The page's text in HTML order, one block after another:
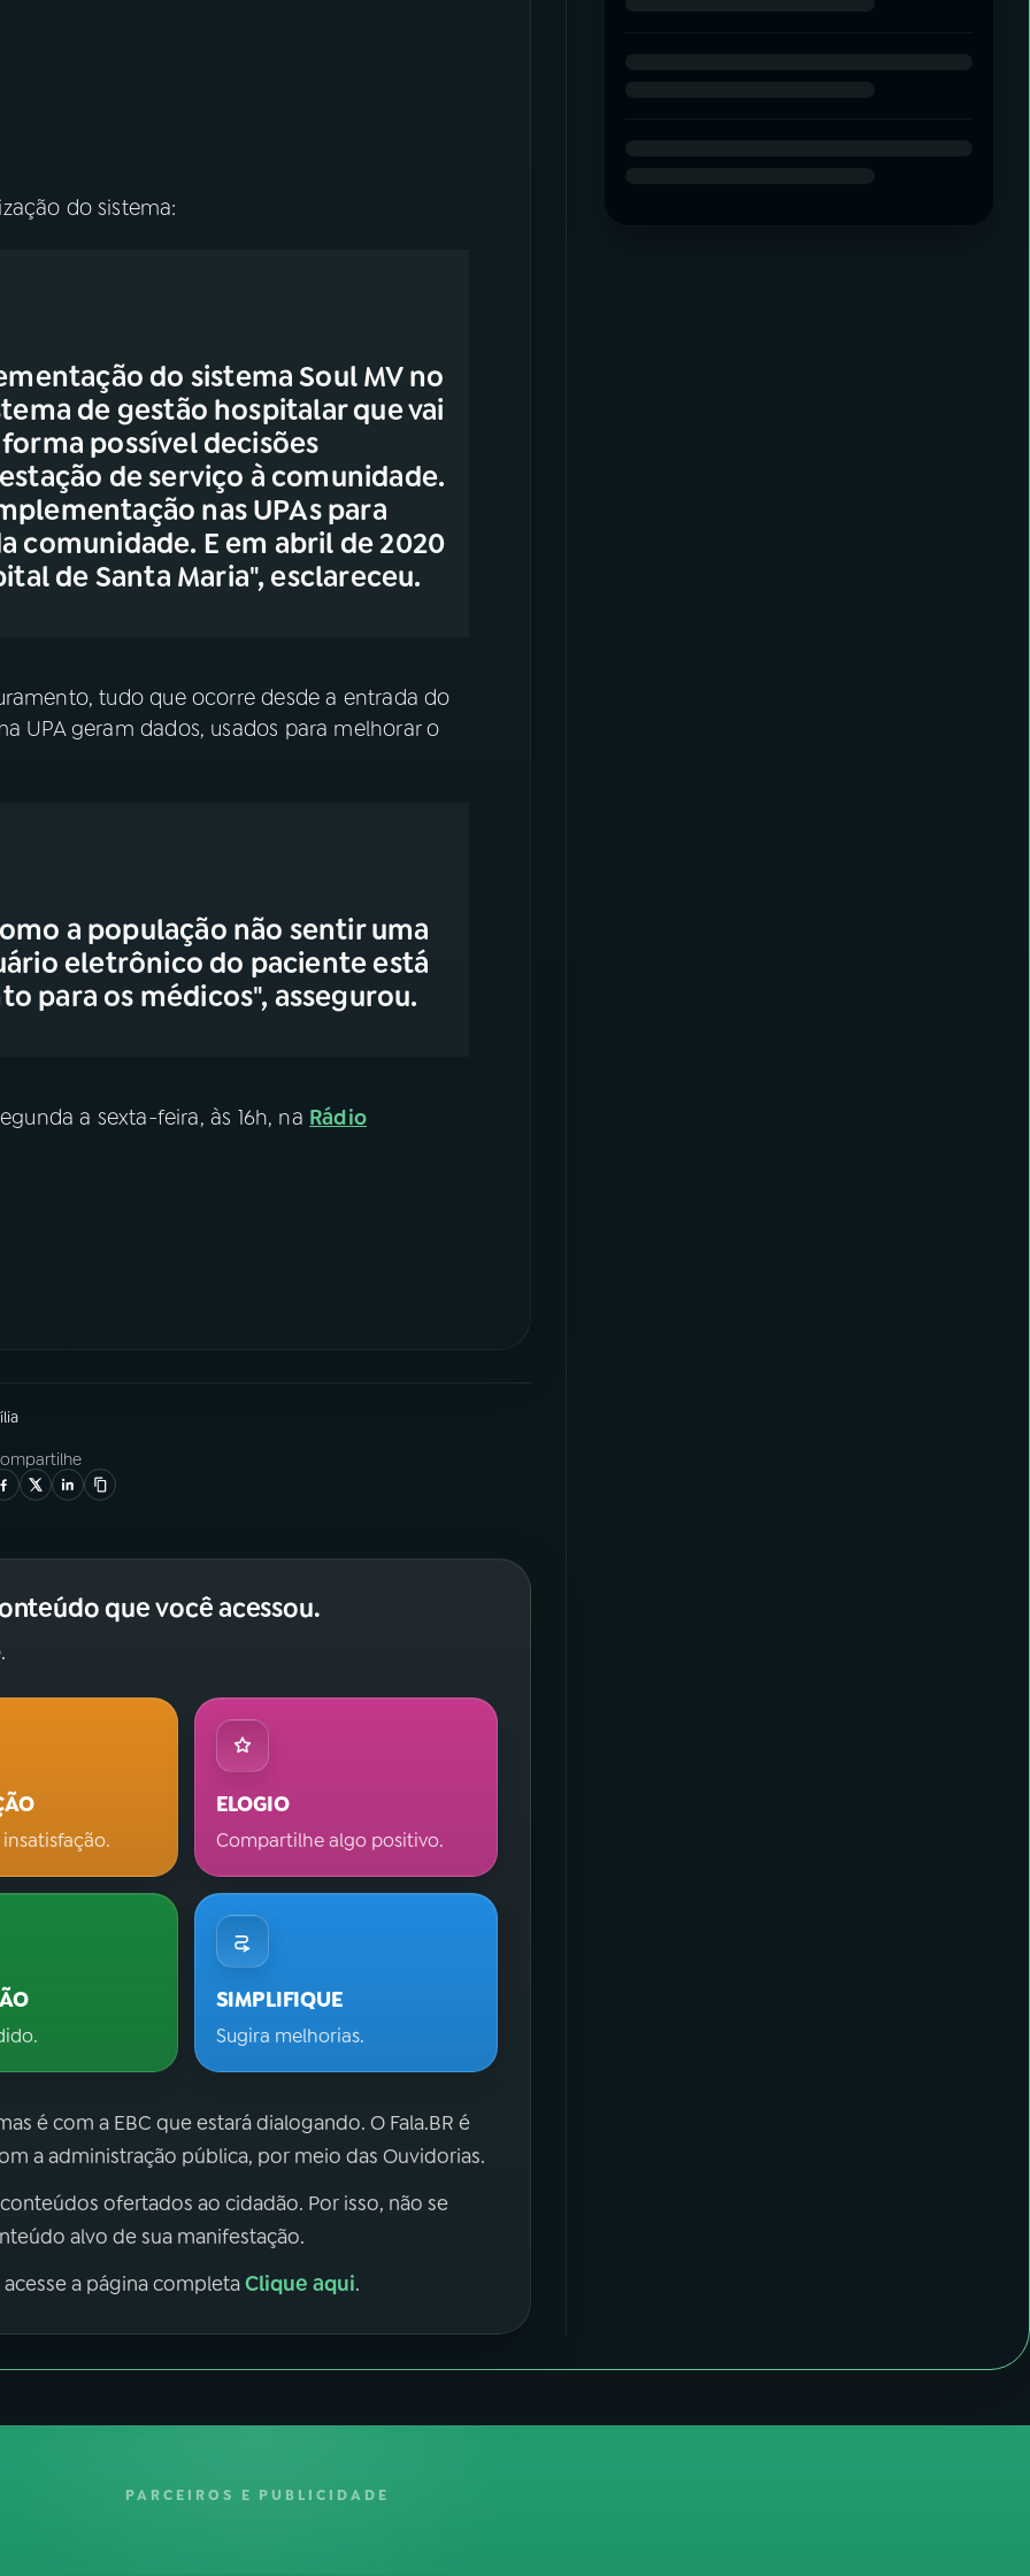
do sistema:
do sistema Soul MV no
de gestão hospitalar que vai
possível decisões
de serviço à comunidade.
nas UPAs para
comunidade. E em abril de 2020
de Santa Maria", esclareceu.
tudo que ocorre desde a entrada do
UPA geram dados, usados para melhorar o
a população não sentir uma
eletrônico do paciente está
para os médicos", assegurou.
a sexta-feira, às 16h, na Rádio
que você acessou.
ELOGIO
Compartilhe algo positivo.
SIMPLIFIQUE
Sugira melhorias.
é com a EBC que estará dialogando. O Fala.BR é
a administração pública, por meio das Ouvidorias.
ofertados ao cidadão. Por isso, não se
alvo de sua manifestação.
a página completaClique aqui.
PARCEIROS E PUBLICIDADE